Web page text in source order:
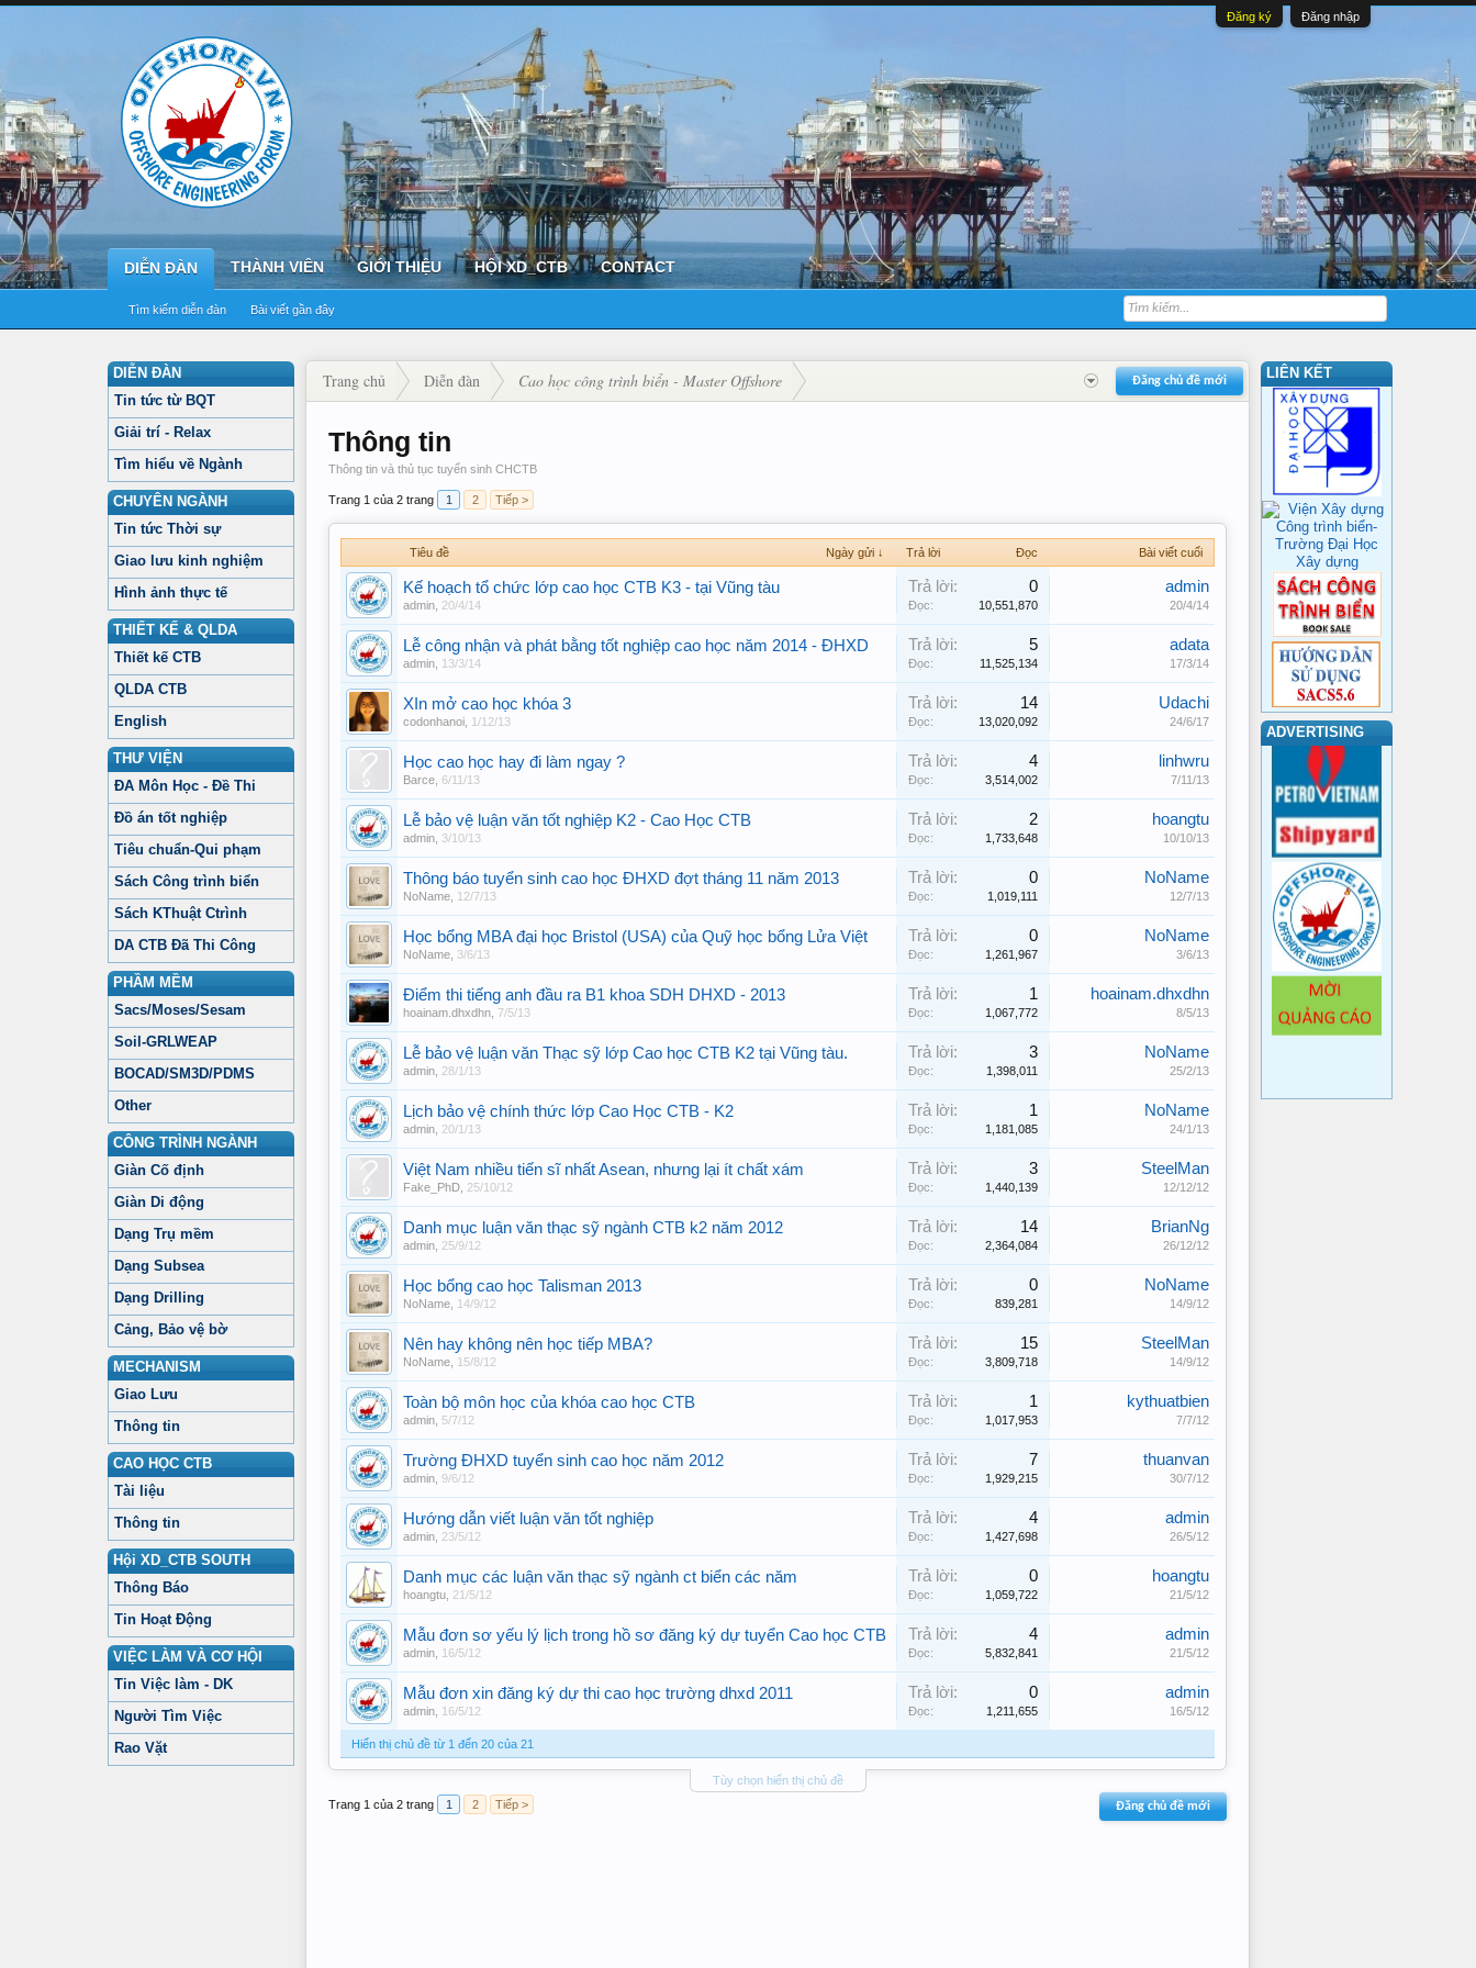
Đăng ký Đăng nhập
DIỄN ĐÀN
Tìm kiếm diễn đàn Bài viết gần đây
THÀNH VIÊN GIỚI THIỆU HỘI XD_CTB CONTACT
DIỄN ĐÀN
Tin tức từ BQT
Giải trí - Relax
Tìm hiểu về Ngành
CHUYÊN NGÀNH
Tin tức Thời sự
Giao lưu kinh nghiệm
Hình ảnh thực tế
THIẾT KẾ & QLDA
Thiết kế CTB
QLDA CTB
English
THƯ VIỆN
ĐA Môn Học - Đề Thi
Đồ án tốt nghiệp
Tiêu chuẩn-Qui phạm
Sách Công trình biển
Sách KThuật Ctrình
DA CTB Đã Thi Công
PHẦM MỀM
Sacs/Moses/Sesam
Soil-GRLWEAP
BOCAD/SM3D/PDMS
Other
CÔNG TRÌNH NGÀNH
Giàn Cố định
Giàn Di động
Dạng Trụ mềm
Dạng Subsea
Dạng Drilling
Cảng, Bảo vệ bờ
MECHANISM
Giao Lưu
Thông tin
CAO HỌC CTB
Tài liệu
Thông tin
Hội XD_CTB SOUTH
Thông Báo
Tin Hoạt Động
VIỆC LÀM VÀ CƠ HỘI
Tin Việc làm - DK
Người Tìm Việc
Rao Vặt
Đăng chủ đề mới
Trang chủ Diễn đàn Cao học công trình biển - Master Offshore
Thông tin
Thông tin và thủ tục tuyển sinh CHCTB
Trang 1 của 2 trang 1 2 Tiếp >
Tiêu đề Ngày gửi ↓ Trả lời Đọc Bài viết cuối
Kế hoạch tổ chức lớp cao học CTB K3 - tại Vũng tàu
admin 20/4/14
Trả lời: 0
Đọc: 10,551,870
admin
20/4/14
Lễ công nhận và phát bằng tốt nghiệp cao học năm 2014 - ĐHXD
admin 13/3/14
Trả lời: 5
Đọc: 11,525,134
adata
17/3/14
XIn mở cao học khóa 3
codonhanoi 1/12/13
Trả lời: 14
Đọc: 13,020,092
Udachi
24/6/17
Học cao học hay đi làm ngay ?
Barce 6/11/13
Trả lời: 4
Đọc: 3,514,002
linhwru
7/11/13
Lễ bảo vệ luận văn tốt nghiệp K2 - Cao Học CTB
admin 3/10/13
Trả lời: 2
Đọc: 1,733,648
hoangtu
10/10/13
Thông báo tuyển sinh cao học ĐHXD đợt tháng 11 năm 2013
NoName 12/7/13
Trả lời: 0
Đọc: 1,019,111
NoName
12/7/13
Học bổng MBA đại học Bristol (USA) của Quỹ học bổng Lửa Việt
NoName 3/6/13
Trả lời: 0
Đọc: 1,261,967
NoName
3/6/13
Điểm thi tiếng anh đầu ra B1 khoa SDH DHXD - 2013
hoainam.dhxdhn 7/5/13
Trả lời: 1
Đọc: 1,067,772
hoainam.dhxdhn
8/5/13
Lễ bảo vệ luận văn Thạc sỹ lớp Cao học CTB K2 tại Vũng tàu.
admin 28/1/13
Trả lời: 3
Đọc: 1,398,011
NoName
25/2/13
Lịch bảo vệ chính thức lớp Cao Học CTB - K2
admin 20/1/13
Trả lời: 1
Đọc: 1,181,085
NoName
24/1/13
Việt Nam nhiều tiến sĩ nhất Asean, nhưng lại ít chất xám
Fake_PhD 25/10/12
Trả lời: 3
Đọc: 1,440,139
SteelMan
12/12/12
Danh mục luận văn thạc sỹ ngành CTB k2 năm 2012
admin 25/9/12
Trả lời: 14
Đọc: 2,364,084
BrianNg
26/12/12
Học bổng cao học Talisman 2013
NoName 14/9/12
Trả lời: 0
Đọc: 839,281
NoName
14/9/12
Nên hay không nên học tiếp MBA?
NoName 15/8/12
Trả lời: 15
Đọc: 3,809,718
SteelMan
14/9/12
Toàn bộ môn học của khóa cao học CTB
admin 5/7/12
Trả lời: 1
Đọc: 1,017,953
kythuatbien
7/7/12
Trường ĐHXD tuyển sinh cao học năm 2012
admin 9/6/12
Trả lời: 7
Đọc: 1,929,215
thuanvan
30/7/12
Hướng dẫn viết luận văn tốt nghiệp
admin 23/5/12
Trả lời: 4
Đọc: 1,427,698
admin
26/5/12
Danh mục các luận văn thạc sỹ ngành ct biển các năm
hoangtu 21/5/12
Trả lời: 0
Đọc: 1,059,722
hoangtu
21/5/12
Mẫu đơn sơ yếu lý lịch trong hồ sơ đăng ký dự tuyển Cao học CTB
admin 16/5/12
Trả lời: 4
Đọc: 5,832,841
admin
21/5/12
Mẫu đơn xin đăng ký dự thi cao học trường dhxd 2011
admin 16/5/12
Trả lời: 0
Đọc: 1,211,655
admin
16/5/12
Hiển thị chủ đề từ 1 đến 20 của 21
Tùy chọn hiển thị chủ đề
Đăng chủ đề mới
Trang 1 của 2 trang 1 2 Tiếp >
LIÊN KẾT
ADVERTISING